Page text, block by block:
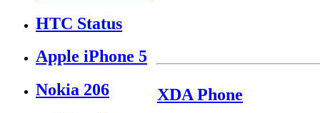
HTC Status
Apple iPhone 5
Nokia 206
XDA Phone